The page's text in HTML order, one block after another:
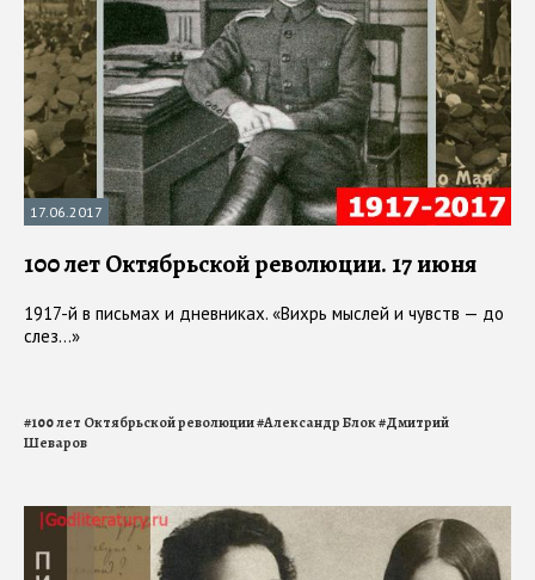
17.06.2017
100 лет Октябрьской революции. 17 июня
1917-й в письмах и дневниках. «Вихрь мыслей и чувств — до
слез…»
#100 лет Октябрьской революции#Александр Блок#Дмитрий
Шеваров